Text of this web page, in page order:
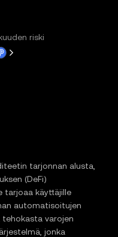
riski
tarjonnan alusta,
(DeFi)
tarjoaa käyttäjille
automatisoitujen
varojen
jonka